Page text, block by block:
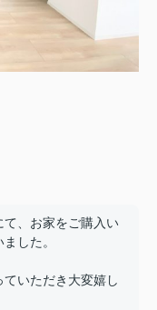
て、お家をご購入い
した。
いただき大変嬉し